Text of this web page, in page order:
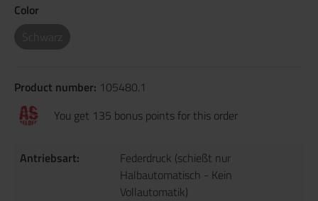
Color
Schwarz
Product number: 105480.1
You get 135 bonus points for this order
Antriebsart:
Federdruck (schießt nur
Halbautomatisch - Kein
Vollautomatik)